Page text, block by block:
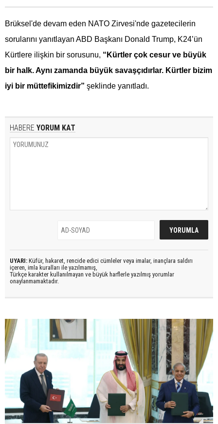
Brüksel'de devam eden NATO Zirvesi'nde gazetecilerin
sorularını yanıtlayan ABD Başkanı Donald Trump, K24’ün
Kürtlere ilişkin bir sorusunu, “Kürtler çok cesur ve büyük
bir halk. Aynı zamanda büyük savaşçıdırlar. Kürtler bizim
iyi bir müttefikimizdir” şeklinde yanıtladı.
HABERE YORUM KAT
UYARI: Küfür, hakaret, rencide edici cümleler veya imalar, inançlara saldırı
içeren, imla kuralları ile yazılmamış,
Türkçe karakter kullanılmayan ve büyük harflerle yazılmış yorumlar
onaylanmamaktadır.